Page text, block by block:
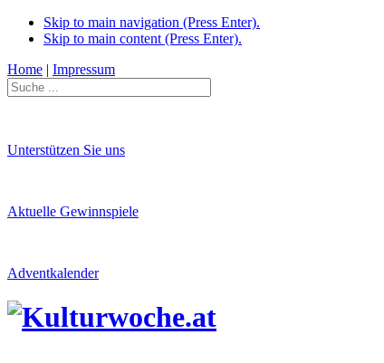
Skip to main navigation (Press Enter).
Skip to main content (Press Enter).
Home | Impressum
Unterstützen Sie uns
Aktuelle Gewinnspiele
Adventkalender